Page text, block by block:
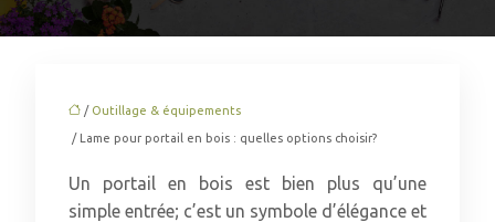
/ Outillage & équipements
/ Lame pour portail en bois : quelles options choisir?
Un portail en bois est bien plus qu’une
simple entrée; c’est un symbole d’élégance et